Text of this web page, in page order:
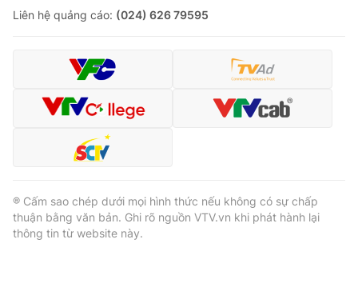
Liên hệ quảng cáo: (024) 626 79595
® Cấm sao chép dưới mọi hình thức nếu không có sự chấp
thuận bằng văn bản. Ghi rõ nguồn VTV.vn khi phát hành lại
thông tin từ website này.